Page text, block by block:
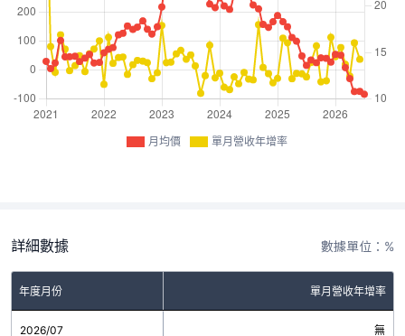
月均價 單月營收年增率
詳細數據 數據單位：%
年度月份 單月營收年增率
2026/07 無